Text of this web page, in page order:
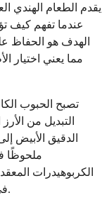
يقدم الطعام الهندي
عندما تفهم كيف
الهدف هو الحفاظ
مما يعني اختيار
تصبح الحبوب
التبديل من
الدقيق الأبيض
ملحوظًا
الكربوهيدرات
في نسبة السكر في الدم التي تضغط على نظامك.